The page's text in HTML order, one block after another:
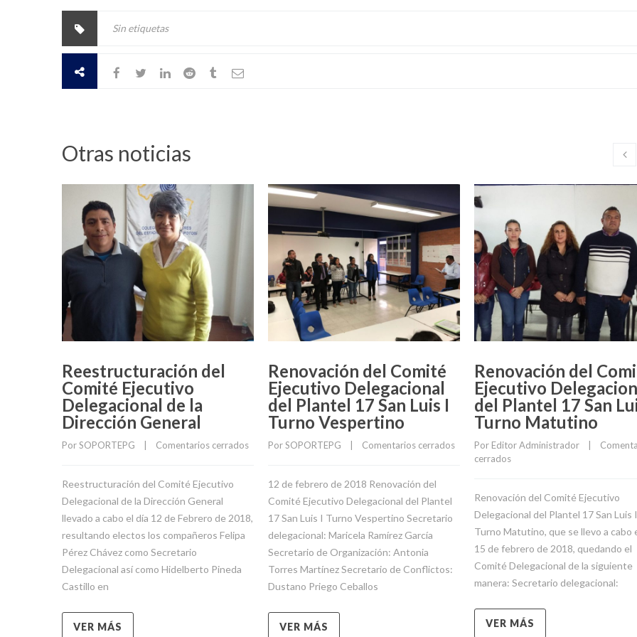
Sin etiquetas
Otras noticias
Reestructuración del
Comité Ejecutivo
Delegacional de la
Dirección General
Por SOPORTEPG Comentarios cerrados
Reestructuración del Comité Ejecutivo
Delegacional de la Dirección General
llevado a cabo el día 12 de Febrero de 2018,
resultando electos los compañeros Felipa
Pérez Chávez como Secretario
Delegacional así como Hidelberto Pineda
Castillo en
VER MÁS
Renovación del Comité
Ejecutivo Delegacional
del Plantel 17 San Luis I
Turno Vespertino
Por SOPORTEPG Comentarios cerrados
12 de febrero de 2018 Renovación del
Comité Ejecutivo Delegacional del Plantel
17 San Luis I Turno Vespertino Secretario
delegacional: Maricela Ramírez García
Secretario de Organización: Antonia
Torres Martínez Secretario de Conflictos:
Dustano Priego Ceballos
VER MÁS
Renovación del
Ejecutivo
del Plantel 17 San
Turno Matutino
Por Editor Administrador
cerrados
Renovación del Comité Ejecutivo
Delegacional del Plantel 17 San Luis I
Turno Matutino, que se llevo a cabo
15 de febrero de 2018, quedando el
Comité Delegacional de la siguiente
manera: Secretario delegacional:
VER MÁS